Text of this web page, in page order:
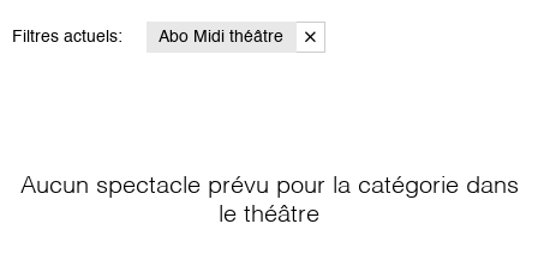
Filtres actuels: Abo Midi théâtre
Aucun spectacle prévu pour la catégorie dans
le théâtre